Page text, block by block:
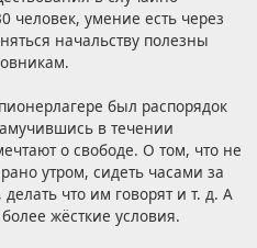
человек, умение есть через
начальству полезны
был распорядок
в течении
о свободе. О том, что не
утром, сидеть часами за
что им говорят и т. д. А
жёсткие условия.